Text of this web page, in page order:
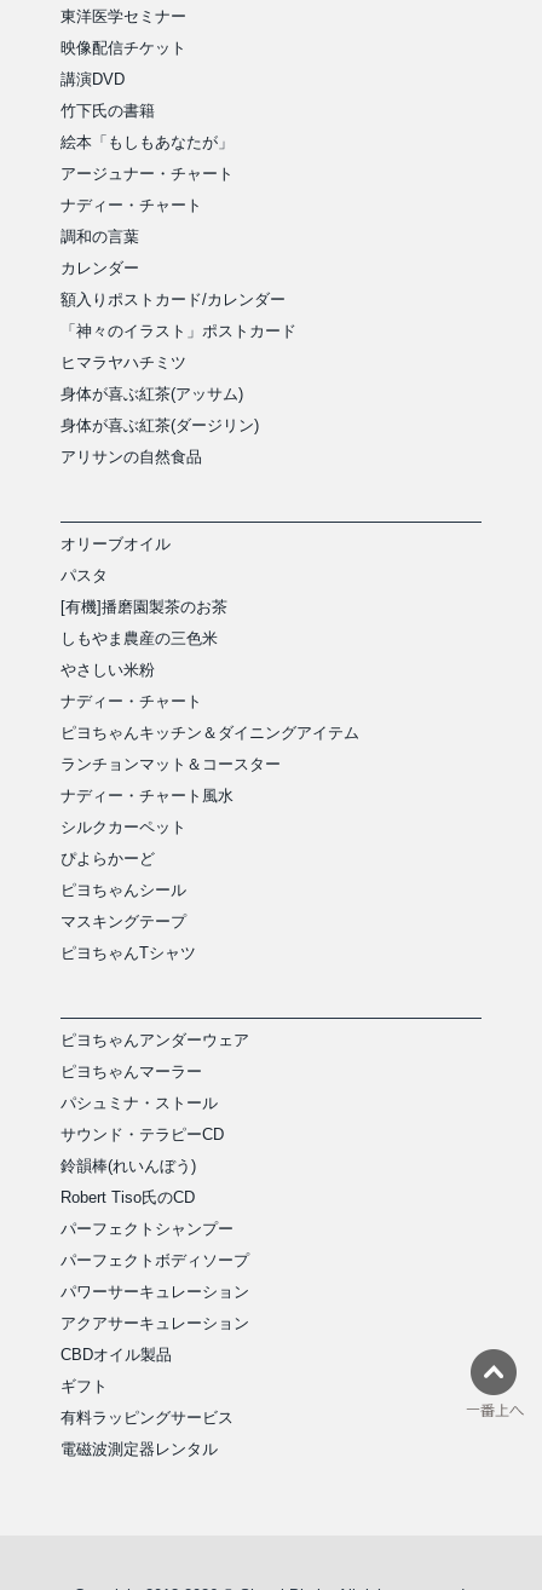
東洋医学セミナー
映像配信チケット
講演DVD
竹下氏の書籍
絵本「もしもあなたが」
アージュナー・チャート
ナディー・チャート
調和の言葉
カレンダー
額入りポストカード/カレンダー
「神々のイラスト」ポストカード
ヒマラヤハチミツ
身体が喜ぶ紅茶(アッサム)
身体が喜ぶ紅茶(ダージリン)
アリサンの自然食品
オリーブオイル
パスタ
[有機]播磨園製茶のお茶
しもやま農産の三色米
やさしい米粉
ナディー・チャート
ピヨちゃんキッチン＆ダイニングアイテム
ランチョンマット＆コースター
ナディー・チャート風水
シルクカーペット
ぴよらかーど
ピヨちゃんシール
マスキングテープ
ピヨちゃんTシャツ
ピヨちゃんアンダーウェア
ピヨちゃんマーラー
パシュミナ・ストール
サウンド・テラピーCD
鈴韻棒(れいんぼう)
Robert Tiso氏のCD
パーフェクトシャンプー
パーフェクトボディソープ
パワーサーキュレーション
アクアサーキュレーション
CBDオイル製品
ギフト
有料ラッピングサービス
電磁波測定器レンタル